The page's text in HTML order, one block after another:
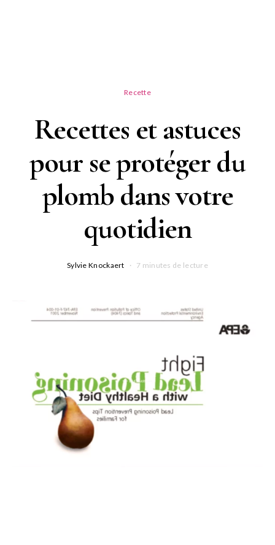
Recette
Recettes et astuces
pour se protéger du
plomb dans votre
quotidien
Sylvie Knockaert 7 minutes de lecture